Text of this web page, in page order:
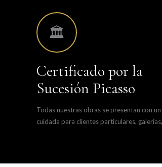
🏛️
Certificado por la
Sucesión Picasso
Todas nuestras obras se presentan con
cuidada para clientes particulares,